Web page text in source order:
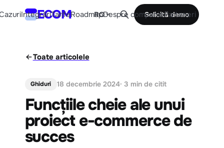
ECOM
IntegrăriTarifeRoadmapDespre companieParteneri
RO Solicită demo
Toate articolele
Ghiduri 18 decembrie 2024· 3 min de citit
Funcțiile cheie ale unui
proiect e-commerce de
succes